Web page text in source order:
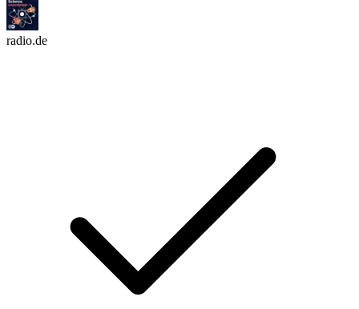
radio.de